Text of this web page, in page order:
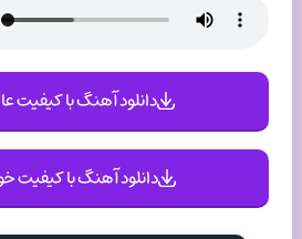
دانلود آهنگ با کیفیت
دانلود آهنگ با کیفیت خوب